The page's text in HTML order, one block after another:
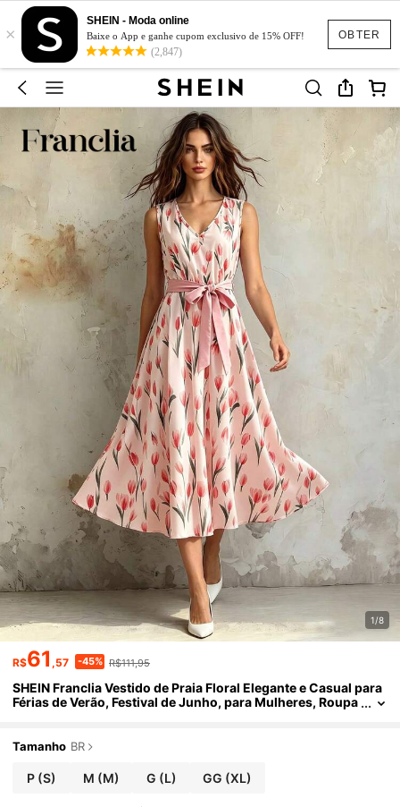
OBTER
×
SHEIN - Moda online
Baixe o App e ganhe cupom exclusivo de 15% OFF!
(2,847)
1/8
R$61 ,57 -45% R$111,95
SHEIN Franclia Vestido de Praia Floral Elegante e Casual para
Férias de Verão, Festival de Junho, para Mulheres, Roupa
Tamanho BR
P (S) M (M) G (L) GG (XL)